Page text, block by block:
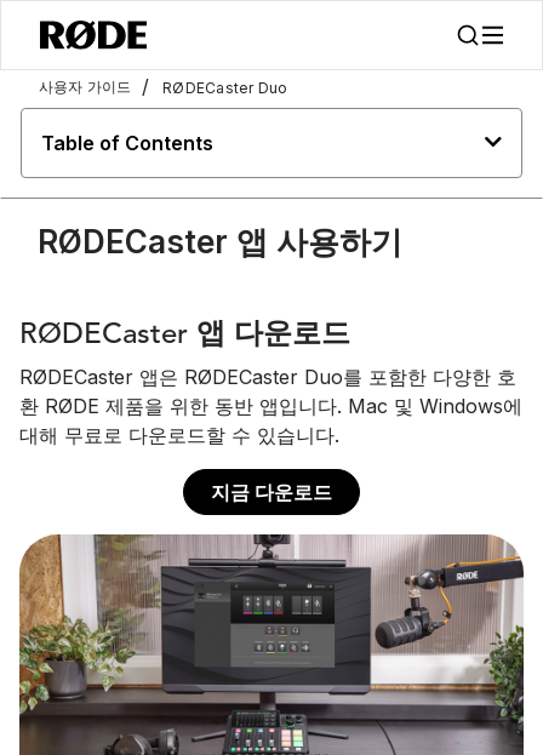
사용자 가이드 / RØDECaster Duo
Table of Contents
RØDECaster 앱 사용하기
RØDECaster 앱 다운로드
RØDECaster 앱은 RØDECaster Duo를 포함한 다양한 호
환 RØDE 제품을 위한 동반 앱입니다. Mac 및 Windows에
대해 무료로 다운로드할 수 있습니다.
지금 다운로드